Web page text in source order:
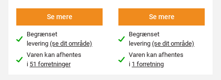
Se mere
Begrænset
levering(se dit område)
Varen kan afhentes
i 51 forretninger
Se mere
Begrænset
levering(se dit område)
Varen kan afhentes
i 1 forretning